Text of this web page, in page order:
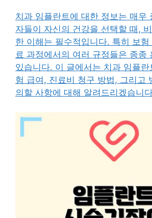
치과 임플란트에 대한 정보는 매우
자들이 자신의 건강을 선택할 때,
한 이해는 필수적입니다. 특히 보험
료 과정에서의 여러 규정들은 종종
있습니다. 이 글에서는 치과 임플
험 급여, 진료비 청구 방법, 그리고
의할 사항에 대해 알려드리겠습니